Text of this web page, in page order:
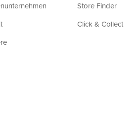
Store Finder
Click & Collect